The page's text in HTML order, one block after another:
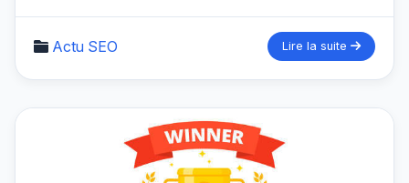
Actu SEO Lire la suite